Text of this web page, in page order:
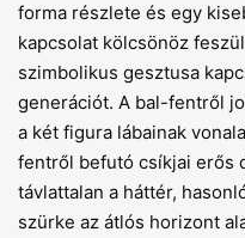
forma részlete és egy
kapcsolat kölcsönöz
szimbolikus gesztusa
generációt. A bal-fentről
a két figura lábainak
fentről befutó csíkjai erős
távlattalan a háttér,
szürke az átlós horizont